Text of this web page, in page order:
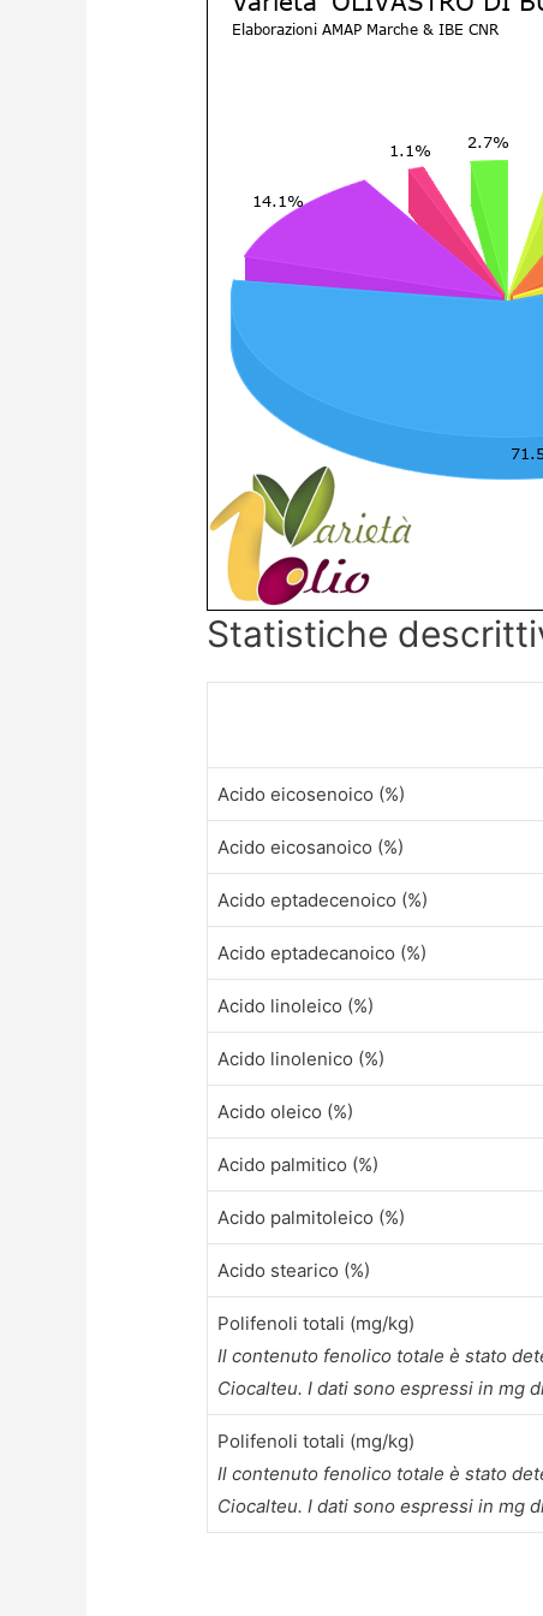
Statistiche
Acido eicosenoico (%)
Acido eicosanoico (%)
Acido eptadecenoico (%)
Acido eptadecanoico (%)
Acido linoleico (%)
Acido linolenico (%)
Acido oleico (%)
Acido palmitico (%)
Acido palmitoleico (%)
Acido stearico (%)
Polifenoli totali (mg/kg)
Il contenuto fenolico totale è stato
Ciocalteu. I dati sono espressi in mg
Polifenoli totali (mg/kg)
Il contenuto fenolico totale è stato
Ciocalteu. I dati sono espressi in mg